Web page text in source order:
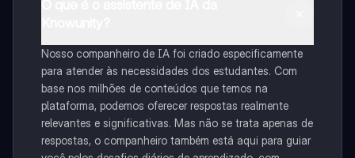
Nosso companheiro de IA foi criado especificamente
para atender às necessidades dos estudantes. Com
base nos milhões de conteúdos que temos na
plataforma, podemos oferecer respostas realmente
relevantes e significativas. Mas não se trata apenas de
respostas, o companheiro também está aqui para guiar